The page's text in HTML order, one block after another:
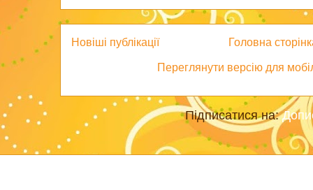
Новіші публікації Головна
Переглянути версію для
Підписатися на: